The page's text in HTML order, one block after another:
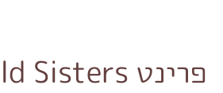
פרינט Wild Bloom – Wild Sisters